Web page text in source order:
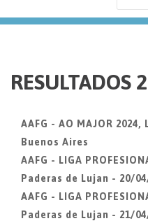
RESULTADOS
AAFG - AO MAJOR
Buenos Aires
AAFG - LIGA
Paderas de Lujan - 20/
AAFG - LIGA
Paderas de Lujan - 21/